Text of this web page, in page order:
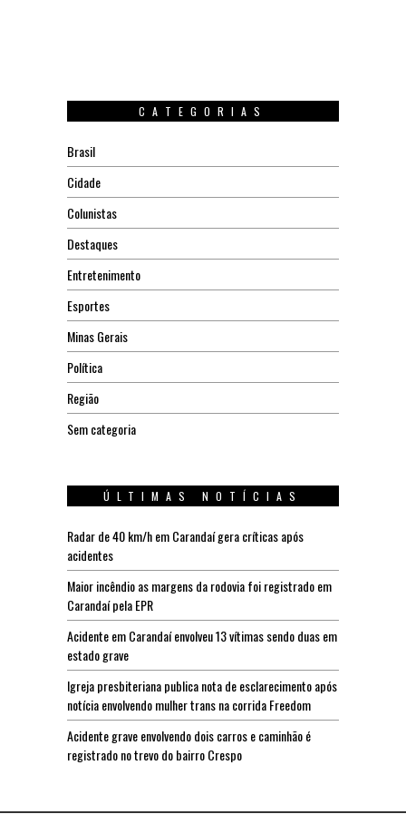
CATEGORIAS
Brasil
Cidade
Colunistas
Destaques
Entretenimento
Esportes
Minas Gerais
Política
Região
Sem categoria
ÚLTIMAS NOTÍCIAS
Radar de 40 km/h em Carandaí gera críticas após
acidentes
Maior incêndio as margens da rodovia foi registrado em
Carandaí pela EPR
Acidente em Carandaí envolveu 13 vítimas sendo duas em
estado grave
Igreja presbiteriana publica nota de esclarecimento após
notícia envolvendo mulher trans na corrida Freedom
Acidente grave envolvendo dois carros e caminhão é
registrado no trevo do bairro Crespo